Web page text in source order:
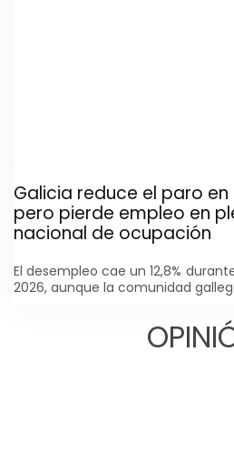
Galicia reduce el paro en
pero pierde empleo en
nacional de ocupación
El desempleo cae un 12,8%
2026, aunque la comunidad
O